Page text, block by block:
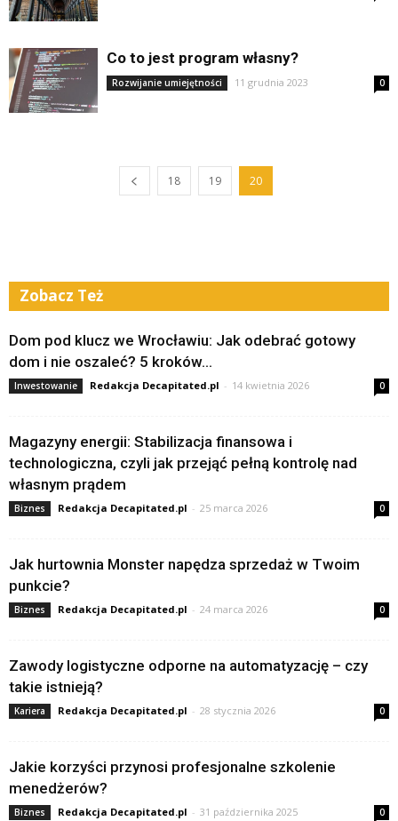
Co to jest program własny?
Rozwijanie umiejętności 11 grudnia 2023 0
18 19 20
Zobacz Też
Dom pod klucz we Wrocławiu: Jak odebrać gotowy
dom i nie oszaleć? 5 kroków...
Inwestowanie Redakcja Decapitated.pl - 14 kwietnia 2026 0
Magazyny energii: Stabilizacja finansowa i
technologiczna, czyli jak przejąć pełną kontrolę nad
własnym prądem
Biznes Redakcja Decapitated.pl - 25 marca 2026 0
Jak hurtownia Monster napędza sprzedaż w Twoim
punkcie?
Biznes Redakcja Decapitated.pl - 24 marca 2026 0
Zawody logistyczne odporne na automatyzację – czy
takie istnieją?
Kariera Redakcja Decapitated.pl - 28 stycznia 2026 0
Jakie korzyści przynosi profesjonalne szkolenie
menedżerów?
Biznes Redakcja Decapitated.pl - 31 października 2025 0